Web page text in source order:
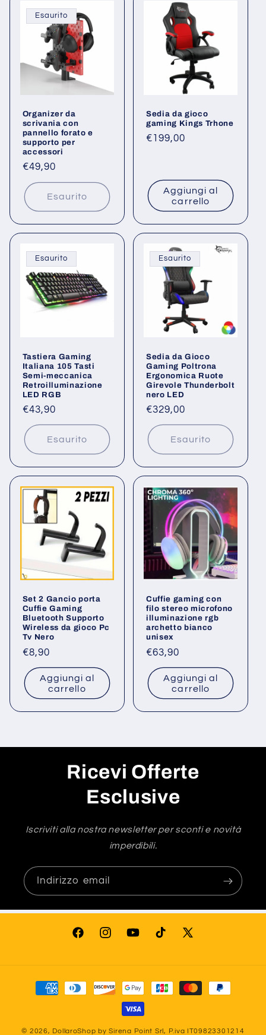
Esaurito
Organizer da
scrivania con
pannello forato e
supporto per
accessori
Prezzo
listino
€49,90
Esaurito
Sedia da gioco
gaming Kings Trhone
Prezzo
€199,00
Aggiungi al
carrello
Esaurito
Tastiera Gaming
Italiana 105 Tasti
Semi-meccanica
Retroilluminazione
LED RGB
Prezzo
listino
€43,90
Esaurito
Esaurito
Sedia da Gioco
Gaming Poltrona
Ergonomica Ruote
Girevole Thunderbolt
nero LED
Prezzo
di
listino
€329,00
Esaurito
Set 2 Gancio porta
Cuffie Gaming
Bluetooth Supporto
Wireless da gioco Pc
Tv Nero
Prezzo
listino
€8,90
Aggiungi al
carrello
Cuffie gaming con
filo stereo microfono
illuminazione rgb
archetto bianco
unisex
Prezzo
listino
€63,90
Aggiungi al
carrello
Ricevi Offerte
Esclusive
Iscriviti alla nostra newsletter per sconti e novità
imperdibili.
Indirizzo email
FacebookInstagramYouTubeTikTok
X
Metodi
© 2026, DollaroShop by Sirena Point Srl, P.iva IT09823301214